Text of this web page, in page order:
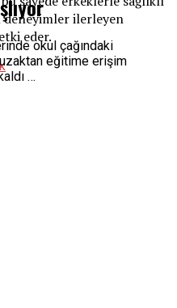
deneyimler ilerleyen
eder.
okul çağındaki
eğitime erişim
…